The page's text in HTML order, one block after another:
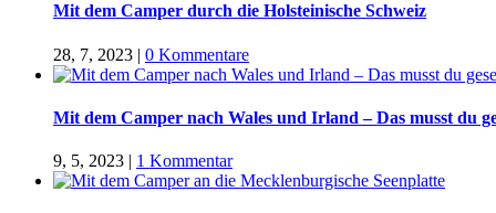
Mit dem Camper durch die Holsteinische Schweiz
28, 7, 2023 | 0 Kommentare
Mit dem Camper nach Wales und Irland – Das musst du
9, 5, 2023 | 1 Kommentar